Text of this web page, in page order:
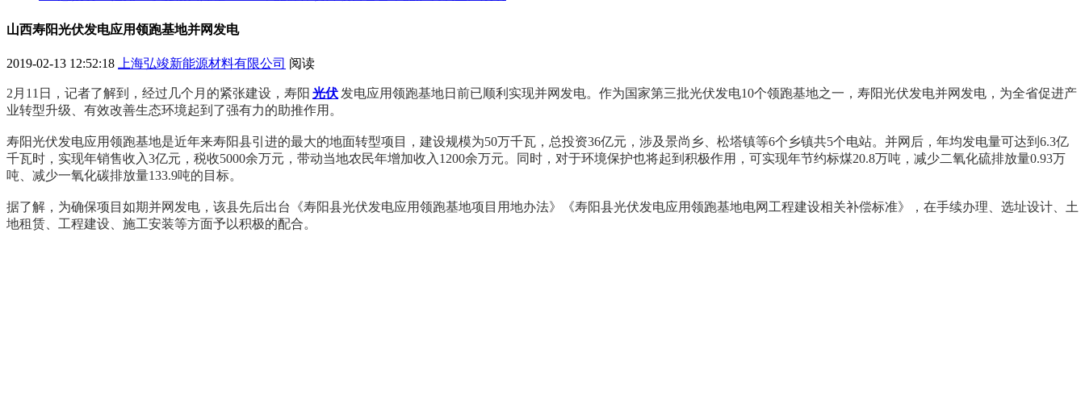
山西寿阳光伏发电应用领跑基地并网发电
2019-02-13 12:52:18 上海弘竣新能源材料有限公司 阅读
2月11日，记者了解到，经过几个月的紧张建设，寿阳 光伏 发电应用领跑基地日前已顺利实现并网发电。作为国家第三批光伏发电10个领跑基地之一，寿阳光伏发电并网发电，为全省促进产
业转型升级、有效改善生态环境起到了强有力的助推作用。
寿阳光伏发电应用领跑基地是近年来寿阳县引进的最大的地面转型项目，建设规模为50万千瓦，总投资36亿元，涉及景尚乡、松塔镇等6个乡镇共5个电站。并网后，年均发电量可达到6.3亿
千瓦时，实现年销售收入3亿元，税收5000余万元，带动当地农民年增加收入1200余万元。同时，对于环境保护也将起到积极作用，可实现年节约标煤20.8万吨，减少二氧化硫排放量0.93万
吨、减少一氧化碳排放量133.9吨的目标。
据了解，为确保项目如期并网发电，该县先后出台《寿阳县光伏发电应用领跑基地项目用地办法》《寿阳县光伏发电应用领跑基地电网工程建设相关补偿标准》，在手续办理、选址设计、土
地租赁、工程建设、施工安装等方面予以积极的配合。